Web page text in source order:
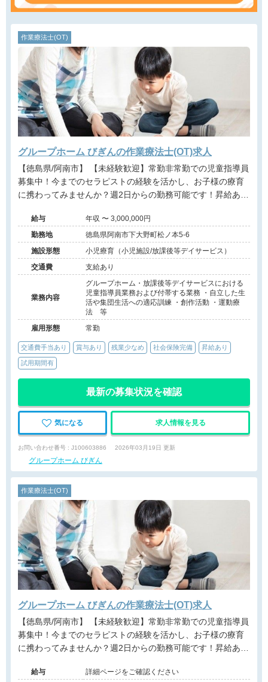
作業療法士(OT)
グループホーム びぎんの作業療法士(OT)求人
【徳島県/阿南市】 【未経験歓迎】常勤非常勤での児童指導員
募集中！今までのセラピストの経験を活かし、お子様の療育
に携わってみませんか？週2日からの勤務可能です！昇給あり
給与
年収 〜 3,000,000円
勤務地
徳島県阿南市下大野町松ノ本5-6
施設形態
小児療育（小児施設/放課後等デイサービス）
交通費
支給あり
業務内容
グループホーム・放課後等デイサービスにおける
児童指導員業務および付帯する業務 ・自立した生
活や集団生活への適応訓練 ・創作活動 ・運動療
法 等
雇用形態
常勤
交通費手当あり 賞与あり 残業少なめ 社会保険完備 昇給あり
試用期間有
最新の募集状況を確認
気になる 求人情報を見る
お問い合わせ番号 : J100603886 2026年03月19日 更新
グループホーム びぎん
作業療法士(OT)
グループホーム びぎんの作業療法士(OT)求人
【徳島県/阿南市】 【未経験歓迎】常勤非常勤での児童指導員
募集中！今までのセラピストの経験を活かし、お子様の療育
に携わってみませんか？週2日からの勤務可能です！昇給あり
給与
詳細ページをご確認ください